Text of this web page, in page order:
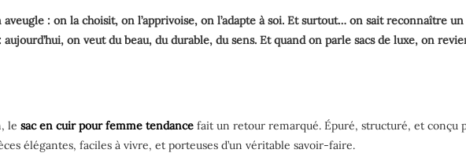
: on la choisit, on l’apprivoise, on l’adapte à soi. Et surtout… on sait reconnaître
on veut du beau, du durable, du sens. Et quand on parle sacs de luxe, on
le sac en cuir pour femme tendance fait un retour remarqué. Épuré, structuré, et conçu
élégantes, faciles à vivre, et porteuses d’un véritable savoir-faire.